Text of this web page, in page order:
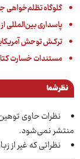
گلوگاه تظلم‌خواهی
پاسداری بین‌المللی
ترکـش توحش آمریکایی
مستندات خسارت
نظر شما
نظرات حاوی
منتشر نمی‌شود.
نظراتی که غیر از